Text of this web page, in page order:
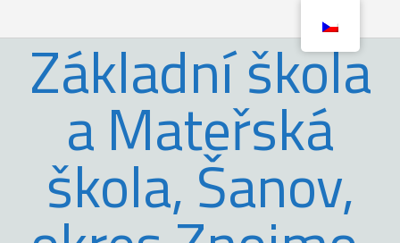
Základní škola
a Mateřská
škola, Šanov,